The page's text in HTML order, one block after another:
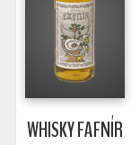
WHISKY FAFNÍR